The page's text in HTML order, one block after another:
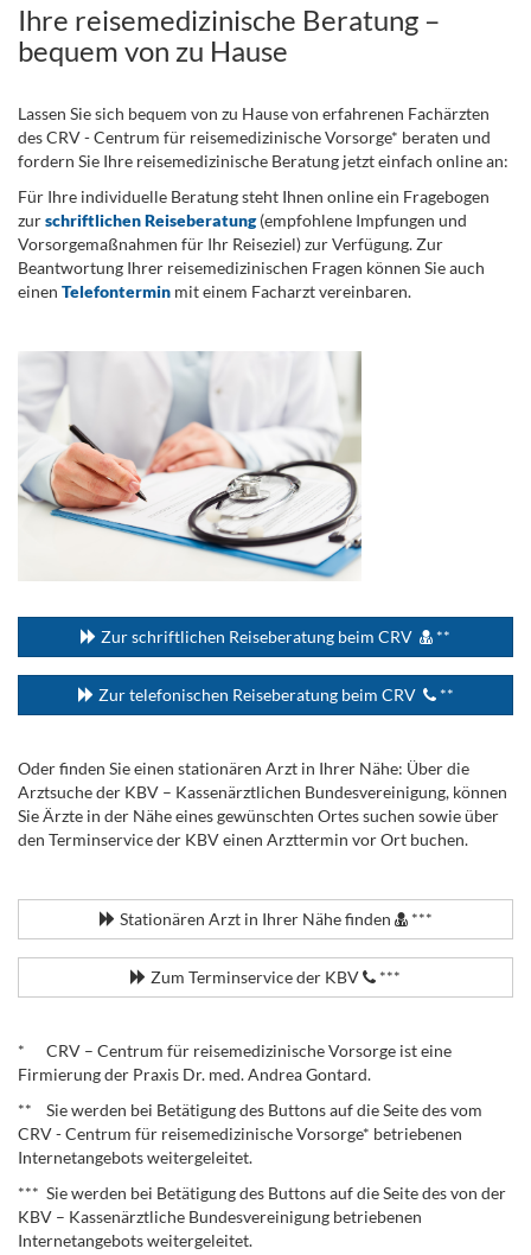
Ihre reisemedizinische Beratung –
bequem von zu Hause
Lassen Sie sich bequem von zu Hause von erfahrenen Fachärzten
des CRV - Centrum für reisemedizinische Vorsorge* beraten und
fordern Sie Ihre reisemedizinische Beratung jetzt einfach online an:
Für Ihre individuelle Beratung steht Ihnen online ein Fragebogen
zurschriftlichen Reiseberatung(empfohlene Impfungen und
Vorsorgemaßnahmen für Ihr Reiseziel) zur Verfügung. Zur
Beantwortung Ihrer reisemedizinischen Fragen können Sie auch
einen Telefontermin mit einem Facharzt vereinbaren.
Zur schriftlichen Reiseberatung beim CRV **
Zur telefonischen Reiseberatung beim CRV **
Oder finden Sie einen stationären Arzt in Ihrer Nähe: Über die
Arztsuche der KBV – Kassenärztlichen Bundesvereinigung, können
Sie Ärzte in der Nähe eines gewünschten Ortes suchen sowie über
den Terminservice der KBV einen Arzttermin vor Ort buchen.
Stationären Arzt in Ihrer Nähe finden ***
Zum Terminservice der KBV ***
* CRV – Centrum für reisemedizinische Vorsorge ist eine
Firmierung der Praxis Dr. med. Andrea Gontard.
** Sie werden bei Betätigung des Buttons auf die Seite des vom
CRV - Centrum für reisemedizinische Vorsorge* betriebenen
Internetangebots weitergeleitet.
*** Sie werden bei Betätigung des Buttons auf die Seite des von der
KBV – Kassenärztliche Bundesvereinigung betriebenen
Internetangebots weitergeleitet.